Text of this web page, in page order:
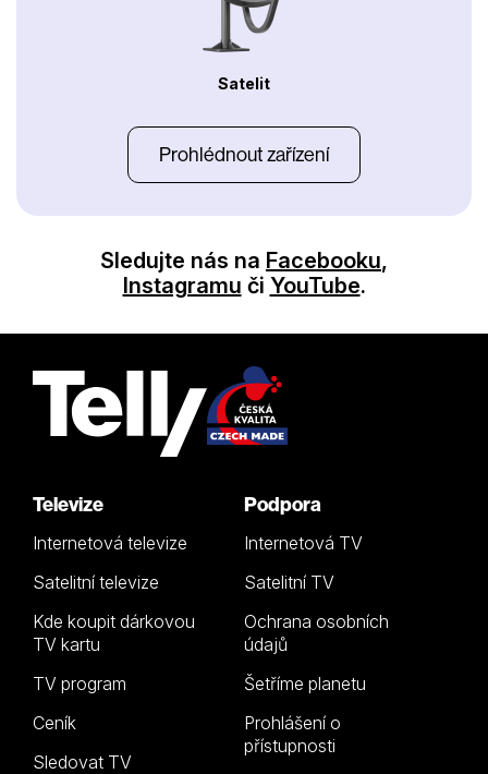
Satelit
Prohlédnout zařízení
Sledujte nás na Facebooku,
Instagramu či YouTube.
Televize
Internetová televize
Satelitní televize
Kde koupit dárkovou
TV kartu
TV program
Ceník
Sledovat TV
Podpora
Internetová TV
Satelitní TV
Ochrana osobních
údajů
Šetříme planetu
Prohlášení o
přístupnosti